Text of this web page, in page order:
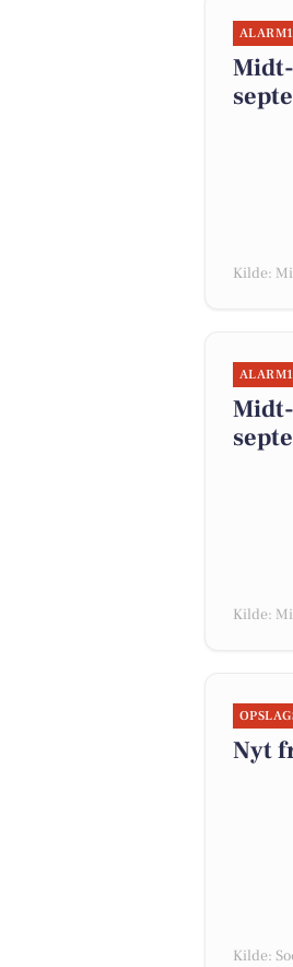
Kilde:
Kilde:
Nyt
Kilde: